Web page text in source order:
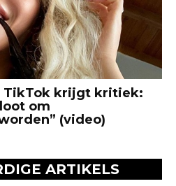
TikTok krijgt kritiek:
om
(video)
ARTIKELS